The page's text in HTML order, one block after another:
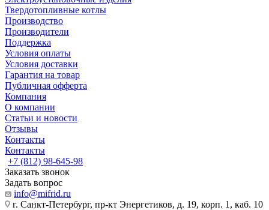
Твердотопливные котлы
Производство
Производители
Поддержка
Условия оплаты
Условия доставки
Гарантия на товар
Публичная офферта
Компания
О компании
Статьи и новости
Отзывы
Контакты
Контакты
+7 (812) 98-645-98
Заказать звонок
Задать вопрос
info@mifrid.ru
г. Санкт-Петербург, пр-кт Энергетиков, д. 19, корп. 1, каб. 10